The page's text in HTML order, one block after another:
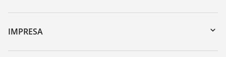
DTM Collection/PACTware
Reso apparecchio
Seminari
IMPRESA
VEGA, l'azienda